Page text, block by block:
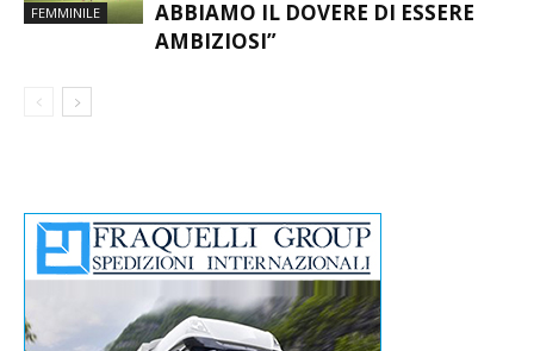
FEMMINILE
FACCONE: “GIRONE EQUILIBRATO,